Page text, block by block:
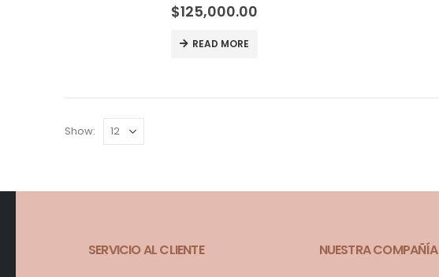
0 out of 5
$125,000.00
READ MORE
Show:
SERVICIO AL CLIENTE NUESTRA COMPAÑÍA